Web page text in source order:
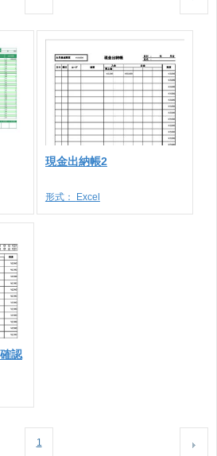
現金出納帳2
形式： Excel
認
1